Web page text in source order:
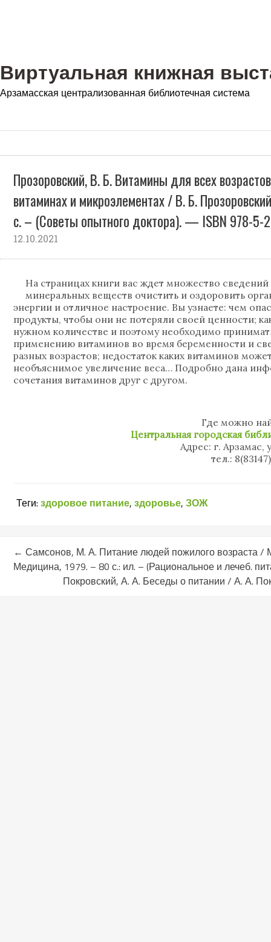
Виртуальная книжная
Арзамасская централизованная библиотечная система
Прозоровский, В. Б. Витамины для всех
витаминах и микроэлементах / В. Б.
с. – (Советы опытного доктора). — ISBN 978-5-
12.10.2021
На страницах книги вас ждет множество
минеральных веществ очистить и оздоровить
энергии и отличное настроение. Вы узнаете: чем
продукты, чтобы они не потеряли своей ценности;
нужном количестве и поэтому необходимо
применению витаминов во время беременности и
разных возрастов; недостаток каких витаминов
необъяснимое увеличение веса… Подробно дана
сочетания витаминов друг с другом.
Где можно
Центральная городская
Адрес: г. Арзамас,
тел.:
Теги:здоровое питание,здоровье,ЗОЖ
← Самсонов, М. А. Питание людей пожилого возраста
Медицина, 1979. – 80 с.: ил. – (Рациональное и лечеб.
Покровский, А. А. Беседы о питании / А. А.